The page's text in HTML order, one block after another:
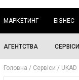
МАРКЕТИНГ БІЗНЕС
АГЕНТСТВА СЕРВІСИ
Головна Сервіси UKAD